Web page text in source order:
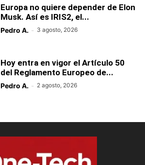
Europa no quiere depender de Elon
Musk. Así es IRIS2, el...
Pedro A. - 3 agosto, 2026
Hoy entra en vigor el Artículo 50
del Reglamento Europeo de...
Pedro A. - 2 agosto, 2026